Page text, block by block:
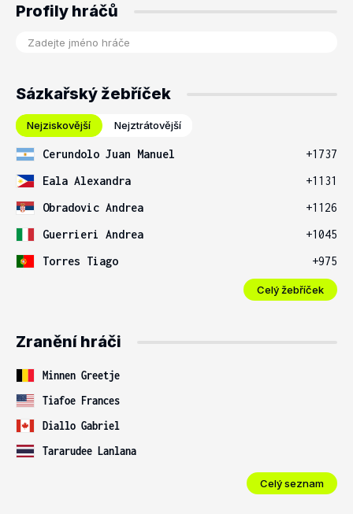
Profily hráčů
Sázkařský žebříček
Nejziskovější Nejztrátovější
Cerundolo Juan Manuel
+1737
Eala Alexandra
+1131
Obradovic Andrea
+1126
Guerrieri Andrea
+1045
Torres Tiago
+975
Celý žebříček
Zranění hráči
Minnen Greetje
Tiafoe Frances
Diallo Gabriel
Tararudee Lanlana
Celý seznam